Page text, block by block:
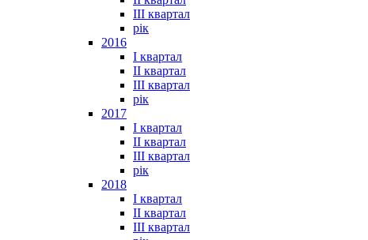
III квартал
рік
2016
I квартал
II квартал
III квартал
рік
2017
I квартал
II квартал
III квартал
рік
2018
I квартал
II квартал
III квартал